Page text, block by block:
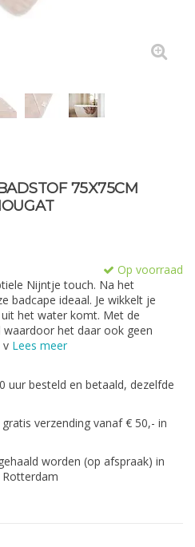
75X75CM
Op voorraad
Nijntje touch. Na het
badcape ideaal. Je wikkelt je
het water komt. Met de
het daar ook geen
v Lees meer
uur besteld en betaald, dezelfde
verzending vanaf € 50,- in
worden (op afspraak) in